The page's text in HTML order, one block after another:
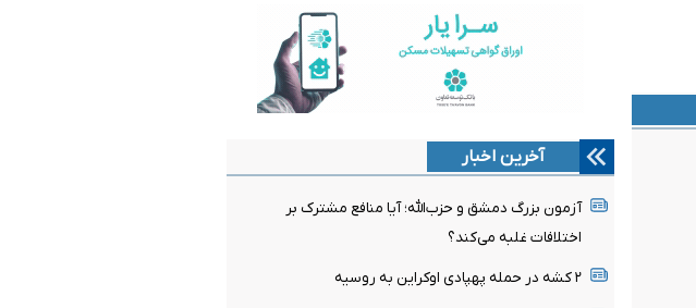
آخرین اخبار
آزمون بزرگ دمشق و حزب‌الله؛ آیا منافع مشترک بر
اختلافات غلبه می‌کند؟
۲ کشه در حمله پهپادی اوکراین به روسیه